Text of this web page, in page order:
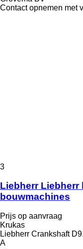
Contact opnemen met
3
Liebherr
bouwmachines
Prijs op aanvraag
Krukas
Liebherr Crankshaft
A